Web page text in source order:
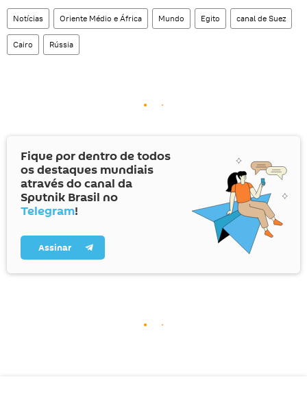
Notícias Oriente Médio e África Mundo Egito canal de Suez
Cairo Rússia
Fique por dentro de todos
os destaques mundiais
através do canal da
Sputnik Brasil no
Telegram!
Assinar